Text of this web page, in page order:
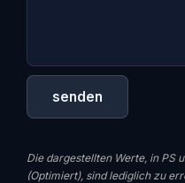
Die dargestellten Werte, in PS
(Optimiert), sind lediglich zu